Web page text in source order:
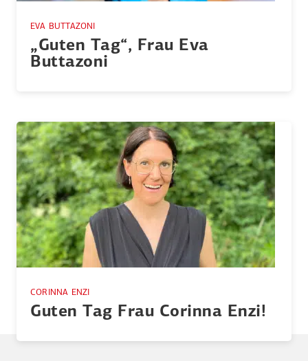
EVA BUTTAZONI
„Guten Tag“, Frau Eva
Buttazoni
CORINNA ENZI
Guten Tag Frau Corinna Enzi!